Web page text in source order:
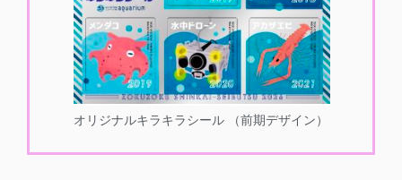
オリジナルキラキラシール （前期デザイン）